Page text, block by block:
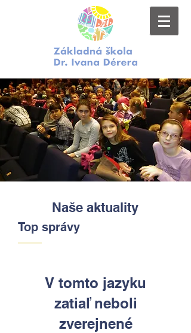
Naše aktuality
Top správy
V tomto jazyku
zatiaľ neboli
zverejnené